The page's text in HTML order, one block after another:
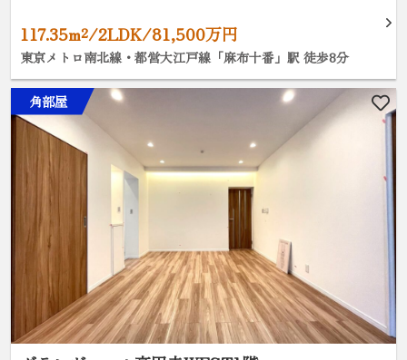
117.35m²/2LDK/81,500万円
東京メトロ南北線・都営大江戸線「麻布十番」駅 徒歩8分
角部屋